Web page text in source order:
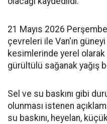
21 Mayıs 2026
çevreleri ile Van'ın güneyi
kesimlerinde yerel
gürültülü sağanak yağış
Sel ve su baskını gibi
olunması istenen
su baskını, heyelan,